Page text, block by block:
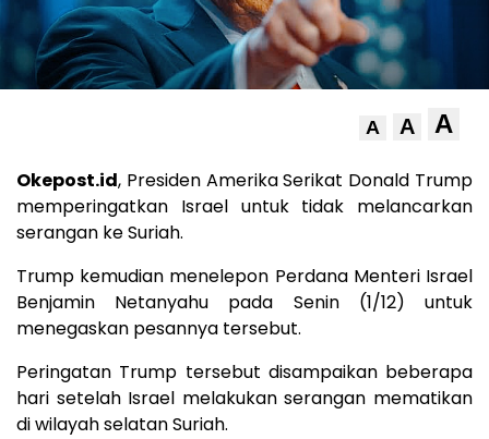
A A A
Okepost.id, Presiden Amerika Serikat Donald Trump
memperingatkan Israel untuk tidak melancarkan
serangan ke Suriah.
Trump kemudian menelepon Perdana Menteri Israel
Benjamin Netanyahu pada Senin (1/12) untuk
menegaskan pesannya tersebut.
Peringatan Trump tersebut disampaikan beberapa
hari setelah Israel melakukan serangan mematikan
di wilayah selatan Suriah.